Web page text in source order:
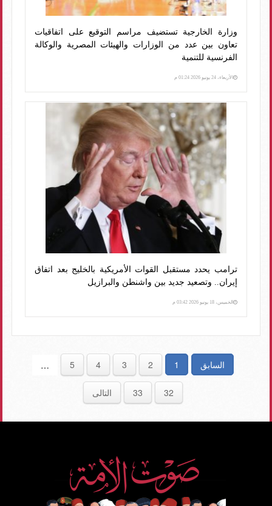
وزارة الخارجية تستضيف مراسم التوقيع على اتفاقيات
تعاون بين عدد من الوزارات والهيئات المصرية والوكالة
الفرنسية للتنمية
الأربعاء، 24 يونيو 2026 01:24 م
ترامب يحدد مستقبل القوات الأمريكية بالخليج بعد اتفاق
إيران.. وتصعيد جديد بين واشنطن والبرازيل
الخميس، 18 يونيو 2026 03:42 م
السابق 1
2
3
4
5
…
32
33 التالى